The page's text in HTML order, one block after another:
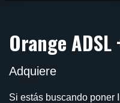
Orange
Adquiere
Si estás buscando poner